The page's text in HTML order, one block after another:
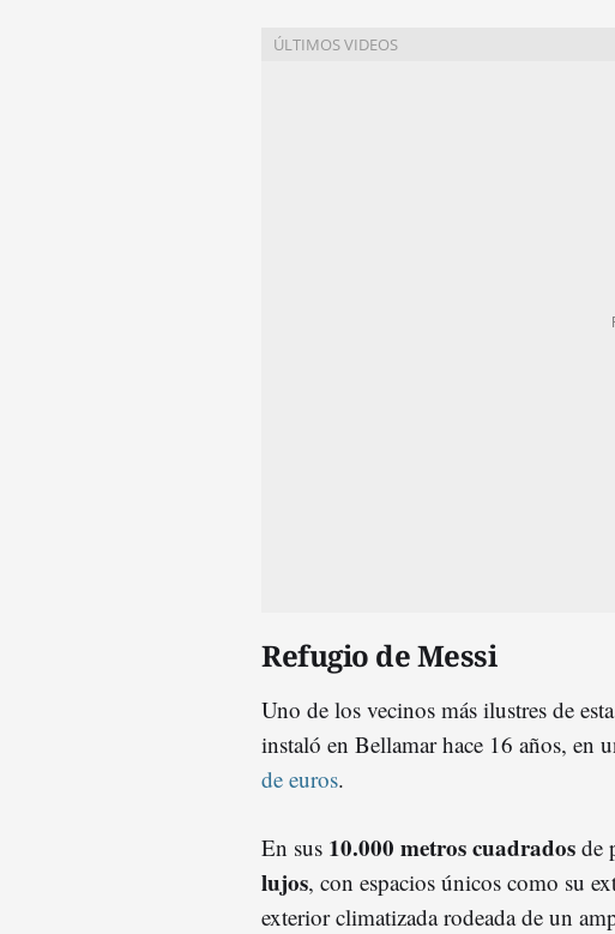
Refugio de Messi
Uno de los vecinos más ilustres de
instaló en Bellamar hace 16 años, en
de euros.
En sus 10.000 metros cuadrados de
lujos, con espacios únicos como su
exterior climatizada rodeada de un